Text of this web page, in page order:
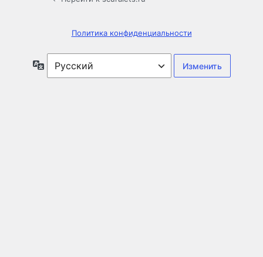
Политика конфиденциальности
Язык